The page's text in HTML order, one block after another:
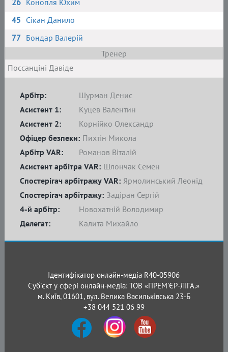
26 Конопля Юхим
45 Сікан Данило
77 Бондар Валерій
Тренер
Поссанціні Давіде
Арбітр:
Шурман Денис
Асистент 1:
Куцев Валентин
Асистент 2:
Корнійко Олександр
4-й арбітр:
Новохатній Володимир
Делегат:
Калита Михайло
Спостерігач арбітражу: Задіран Сергій
Офіцер безпеки: Пихтін Микола
Арбітр VAR:
Романов Віталій
Асистент арбітра VAR: Шлончак Семен
Спостерігач арбітражу VAR: Ярмолинський Леонід
Ідентифікатор онлайн-медіа R40-05906
Суб'єкт у сфері онлайн-медіа: ТОВ «ПРЕМ’ЄР-ЛІГА.»
м. Київ, 01601, вул. Велика Васильківська 23-Б
+38 044 521 06 99